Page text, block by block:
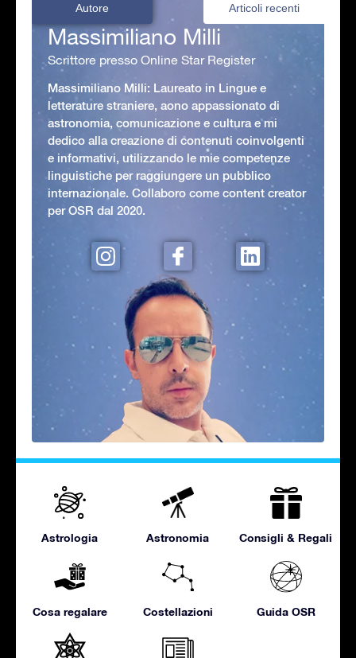
Autore Articoli recenti
Massimiliano Milli
Scrittore presso Online Star Register
Massimiliano Milli: Laureato in Lingue e
letterature straniere, aono appassionato di
astronomia, comunicazione e cultura e mi
dedico alla creazione di contenuti coinvolgenti
e informativi, utilizzando le mie competenze
linguistiche per raggiungere un pubblico
internazionale. Collaboro come content creator
per OSR dal 2020.
Astrologia Astronomia Consigli & Regali
Cosa regalare Costellazioni Guida OSR